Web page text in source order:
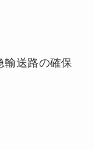
輸送路の確保